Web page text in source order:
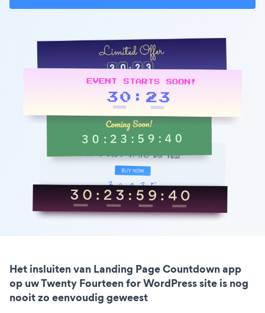
Het insluiten van Landing Page Countdown app
op uw Twenty Fourteen for WordPress site is nog
nooit zo eenvoudig geweest